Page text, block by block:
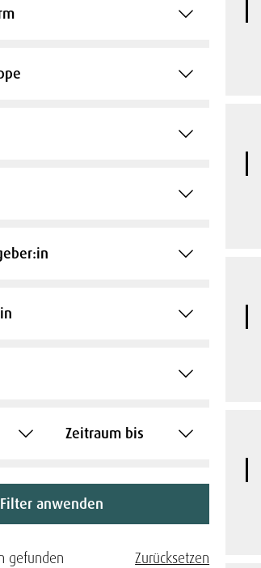
Zeitraum bis
Filter anwenden
gefunden Zurücksetzen